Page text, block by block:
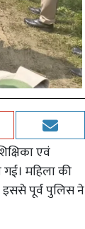
एवं
महिला की
पूर्व पुलिस ने